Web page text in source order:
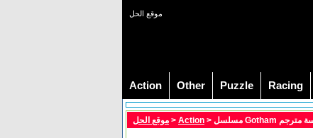
موقع الحل
Action Other Puzzle Racing
موقع الحل > Action